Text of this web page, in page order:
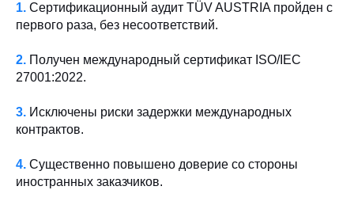
1. Сертификационный аудит TÜV AUSTRIA пройден с
первого раза, без несоответствий.
2. Получен международный сертификат ISO/IEC
27001:2022.
3. Исключены риски задержки международных
контрактов.
4. Существенно повышено доверие со стороны
иностранных заказчиков.